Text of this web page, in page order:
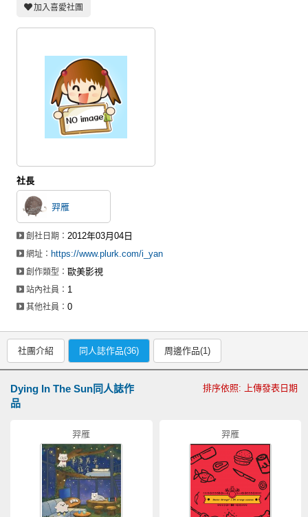
攤位轉讓區
會員中心
註冊會員
登入
加入喜愛社團
社長
羿雁
創社日期：2012年03月04日
網址： https://www.plurk.com/i_yan
創作類型： 歐美影視
站內社員： 1
其他社員：0
社團介紹 同人誌作品(36) 周邊作品(1)
Dying In The Sun同人誌作
品
排序依照: 上傳發表日期
羿雁 羿雁